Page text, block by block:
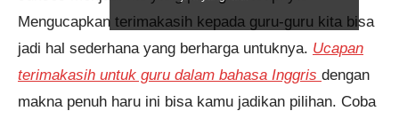
Mengucapkan terimakasih kepada guru-guru kita bisa
jadi hal sederhana yang berharga untuknya. Ucapan
terimakasih untuk guru dalam bahasa Inggris dengan
makna penuh haru ini bisa kamu jadikan pilihan. Coba